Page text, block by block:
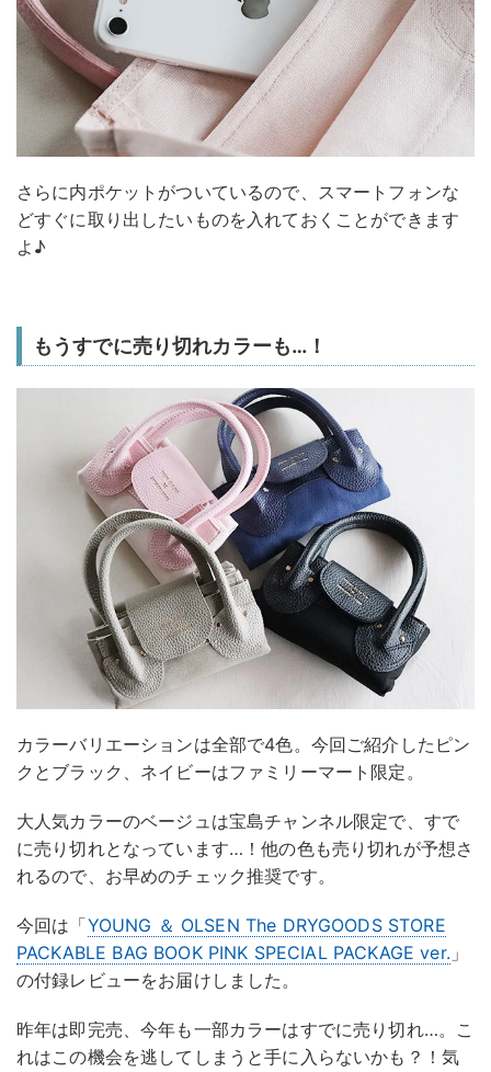
さらに内ポケットがついているので、スマートフォンな
どすぐに取り出したいものを入れておくことができます
よ♪
もうすでに売り切れカラーも…！
カラーバリエーションは全部で4色。今回ご紹介したピン
クとブラック、ネイビーはファミリーマート限定。
大人気カラーのベージュは宝島チャンネル限定で、すで
に売り切れとなっています…！他の色も売り切れが予想さ
れるので、お早めのチェック推奨です。
今回は「YOUNG ＆ OLSEN The DRYGOODS STORE
PACKABLE BAG BOOK PINK SPECIAL PACKAGE ver. 」
の付録レビューをお届けしました。
昨年は即完売、今年も一部カラーはすでに売り切れ…。こ
れはこの機会を逃してしまうと手に入らないかも？！気